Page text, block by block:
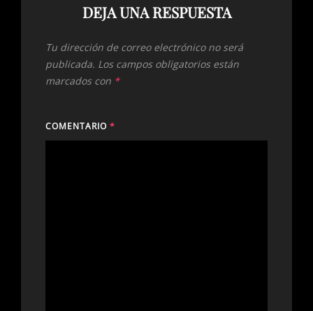
DEJA UNA RESPUESTA
Tu dirección de correo electrónico no será
publicada. Los campos obligatorios están
marcados con *
COMENTARIO *